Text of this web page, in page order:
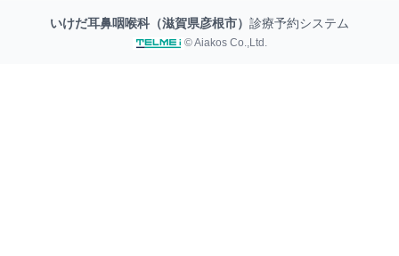
いけだ耳鼻咽喉科（滋賀県彦根市） 診療予約システム
© Aiakos Co.,Ltd.